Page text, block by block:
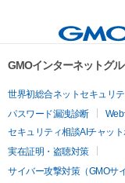
GMOインターネットグ
世界初総合ネットセキュリ
パスワード漏洩診断
セキュリティ相談AIチャット
実在証明・盗聴対策
サイバー攻撃対策（GMOサ